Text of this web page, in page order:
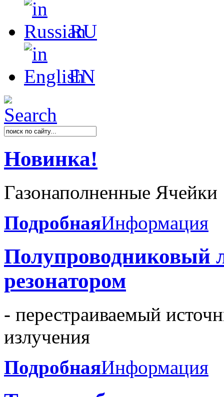
RU
EN
Новинка!
Газонаполненные Ячейки
ПодробнаяИнформация
Полупроводниковый
резонатором
- перестраиваемый
излучения
ПодробнаяИнформация